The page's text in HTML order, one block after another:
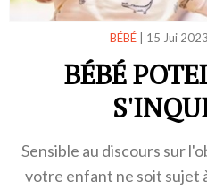
BÉBÉ| 15 Jui 2023
BÉBÉ
Sensible au discours sur
votre enfant ne soit sujet